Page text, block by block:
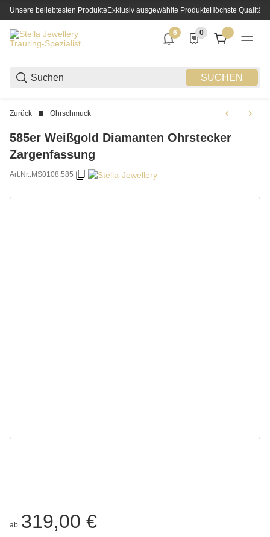
Unsere beliebtesten ProdukteExklusiv ausgewählte ProdukteHöchste Qualität
SUCHEN
6
6 neue Notifizierungen
0
0 Produkte in der
Zurück Ohrschmuck
585er Weißgold Diamanten Ohrstecker
Zargenfassung
Art.Nr.:MS0108.585
ab 319,00 €